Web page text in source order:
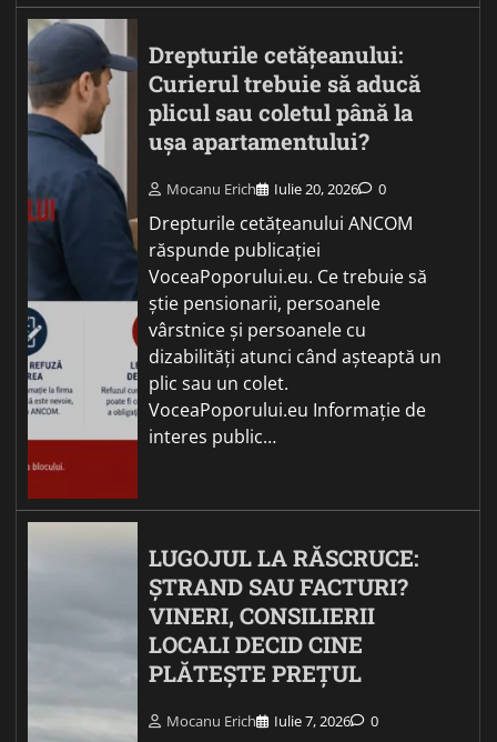
Drepturile cetățeanului:
Curierul trebuie să aducă
plicul sau coletul până la
ușa apartamentului?
Mocanu Erich Iulie 20, 2026 0
Drepturile cetățeanului ANCOM
răspunde publicației
VoceaPoporului.eu. Ce trebuie să
știe pensionarii, persoanele
vârstnice și persoanele cu
dizabilități atunci când așteaptă un
plic sau un colet.
VoceaPoporului.eu Informație de
interes public…
LUGOJUL LA RĂSCRUCE:
ȘTRAND SAU FACTURI?
VINERI, CONSILIERII
LOCALI DECID CINE
PLĂTEȘTE PREȚUL
Mocanu Erich Iulie 7, 2026 0